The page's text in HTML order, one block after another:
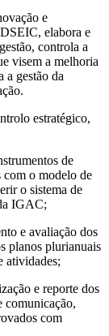
e
elabora e
controla a
visem a melhoria
a gestão da
estratégico,
de
com o modelo de
o sistema de
IGAC;
e avaliação dos
planos plurianuais
atividades;
e reporte dos
comunicação,
com